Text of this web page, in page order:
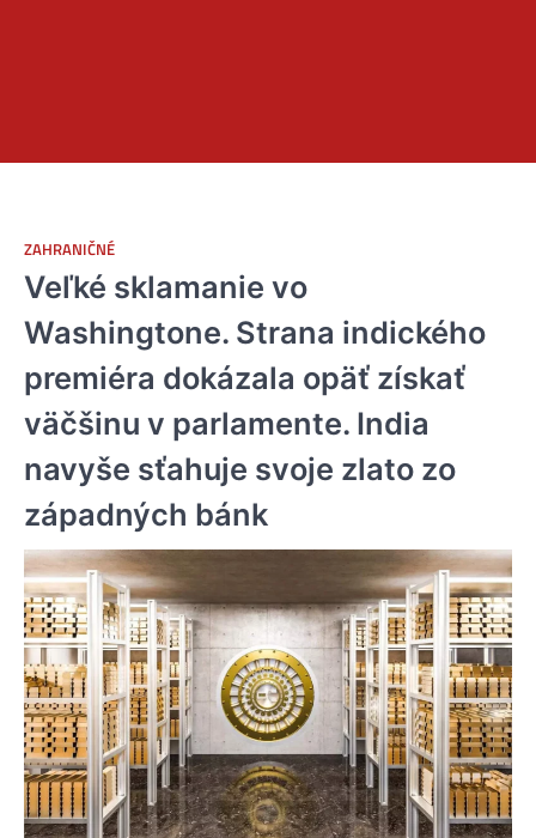
ZAHRANIČNÉ
Veľké sklamanie vo
Washingtone. Strana indického
premiéra dokázala opäť získať
väčšinu v parlamente. India
navyše sťahuje svoje zlato zo
západných bánk